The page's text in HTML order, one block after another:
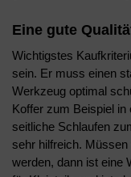
Eine gute
Wichtigstes
sein. Er muss einen
Werkzeug optimal
Koffer zum Beispiel in
seitliche Schlaufen
sehr hilfreich.
werden, dann ist eine